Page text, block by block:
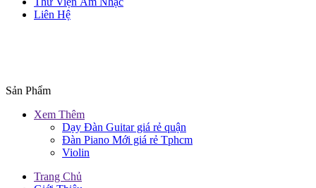
Liên Hệ
Sản Phẩm
Xem Thêm
Dạy Đàn Guitar giá rẻ quận
Đàn Piano Mới giá rẻ Tphcm
Violin
Trang Chủ